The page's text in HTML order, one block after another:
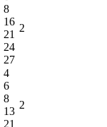
8
16
21
24
27
2
4
6
8
13
21
2